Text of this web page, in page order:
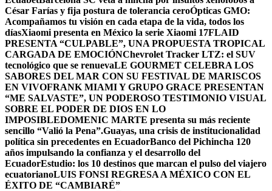
César Farías y fija postura de tolerancia ceroÓpticas GMO:
Acompañamos tu visión en cada etapa de la vida, todos los
díasXiaomi presenta en México la serie Xiaomi 17FLAID
PRESENTA “CULPABLE”, UNA PROPUESTA TROPICAL
CARGADA DE EMOCIÓNChevrolet Tracker LTZ: el SUV
tecnológico que se renuevaLE GOURMET CELEBRA LOS
SABORES DEL MAR CON SU FESTIVAL DE MARISCOS
EN VIVOFRANK MIAMI Y GRUPO GRACE PRESENTAN
“ME SALVASTE”, UN PODEROSO TESTIMONIO VISUAL
SOBRE EL PODER DE DIOS EN LO
IMPOSIBLEDOMENIC MARTE presenta su más reciente
sencillo “Valió la Pena”.Guayas, una crisis de institucionalidad
política sin precedentes en EcuadorBanco del Pichincha 120
años impulsando la confianza y el desarrollo del
EcuadorEstudio: los 10 destinos que marcan el pulso del viajero
ecuatorianoLUIS FONSI REGRESA A MÉXICO CON EL
ÉXITO DE “CAMBIARÉ”